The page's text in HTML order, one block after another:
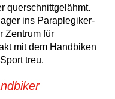
querschnittgelähmt.
ins Paraplegiker-
Zentrum für
mit dem Handbiken
treu.